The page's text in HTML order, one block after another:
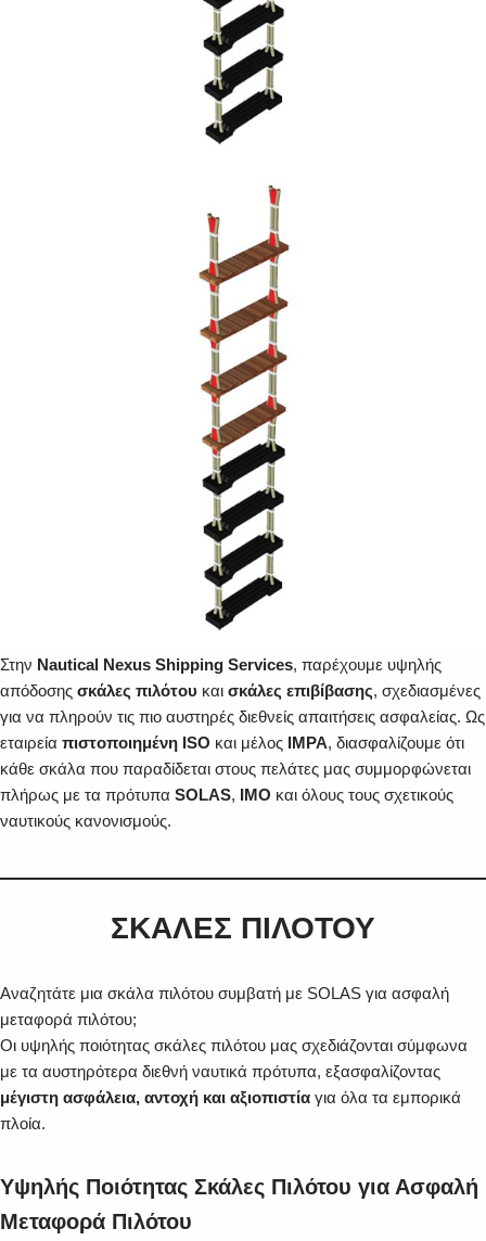
Στην Nautical Nexus Shipping Services, παρέχουμε υψηλής
απόδοσης σκάλες πιλότου και σκάλες επιβίβασης, σχεδιασμένες
για να πληρούν τις πιο αυστηρές διεθνείς απαιτήσεις ασφαλείας. Ως
εταιρεία πιστοποιημένη ISO και μέλος IMPA, διασφαλίζουμε ότι
κάθε σκάλα που παραδίδεται στους πελάτες μας συμμορφώνεται
πλήρως με τα πρότυπα SOLAS, IMO και όλους τους σχετικούς
ναυτικούς κανονισμούς.
ΣΚΑΛΕΣ ΠΙΛΟΤΟΥ
Αναζητάτε μια σκάλα πιλότου συμβατή με SOLAS για ασφαλή
μεταφορά πιλότου;
Οι υψηλής ποιότητας σκάλες πιλότου μας σχεδιάζονται σύμφωνα
με τα αυστηρότερα διεθνή ναυτικά πρότυπα, εξασφαλίζοντας
μέγιστη ασφάλεια, αντοχή και αξιοπιστία για όλα τα εμπορικά
πλοία.
Υψηλής Ποιότητας Σκάλες Πιλότου για Ασφαλή
Μεταφορά Πιλότου